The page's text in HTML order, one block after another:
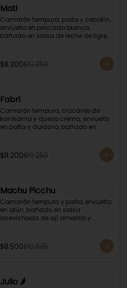
Mati
Camarón tempura, palta y cebollín,
envuelto en pescado blanco,
bañado en salsa de leche de tigre,
$8.200$10.250
Fabri
Camarón tempura, crocante de
kanikama y queso crema, envuelto
en palta y durazno, bañado en
$8.200$10.250
Machu Picchu
Camarón tempura y palta, envuelto
en atún, bañado en salsa
acevichada de ají amarillo y
$8.500$10.625
Julio 🌶️